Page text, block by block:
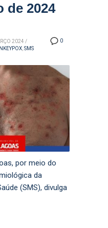
de 2024
0
2024 /
,SMS
por meio do
da
(SMS), divulga